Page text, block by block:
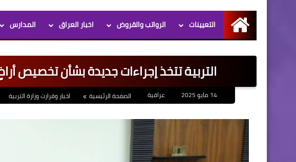
الرئيسية
التعيينات الرواتب والقروض اخبار العراق المدارس
التربية تتخذ إجراءات جديدة بشأن تخصيص
عراقية الصفحة الرئيسية اخبار وقرارت وزارة التربية